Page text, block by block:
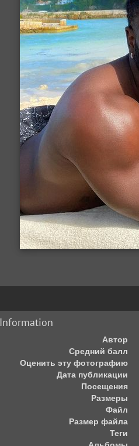
Information
Автор
Средний балл
Оценить эту фотографию
Дата публикации
Посещения
Размеры
Файл
Размер файла
Теги